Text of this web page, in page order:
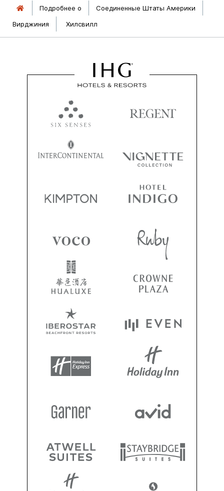
Подробнее о
Соединенные Штаты Америки
Вирджиния
Хилсвилл